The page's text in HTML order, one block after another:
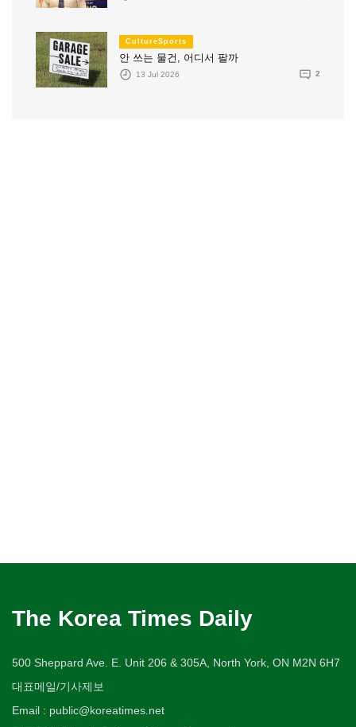
CultureSports
안 쓰는 물건, 어디서 팔까
13 Jul 2026 2
The Korea Times Daily
500 Sheppard Ave. E. Unit 206 & 305A, North York, ON M2N 6H7
대표메일/기사제보
Email : public@koreatimes.net